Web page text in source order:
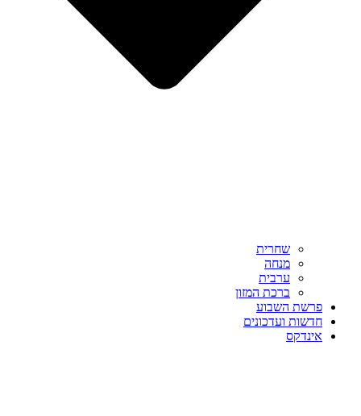
שחרית
מנחה
ערבית
ברכת המזון
פרשת השבוע
חדשות ועדכונים
אינדקס